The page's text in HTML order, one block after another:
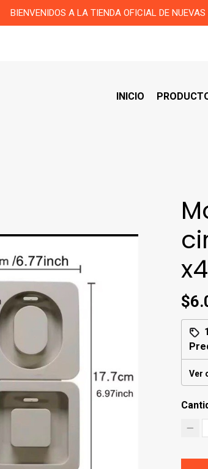
BIENVENIDOS A LA TIENDA OFICIAL DE NUEVAS
INICIO
x4
Ver